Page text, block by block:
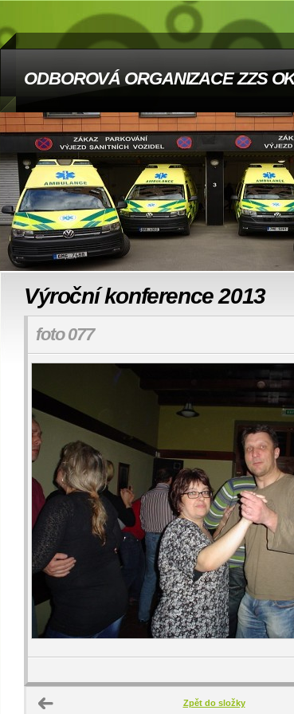
ODBOROVÁ ORGANIZACE ZZS
Výroční konference 2013
foto 077
Zpět do složky